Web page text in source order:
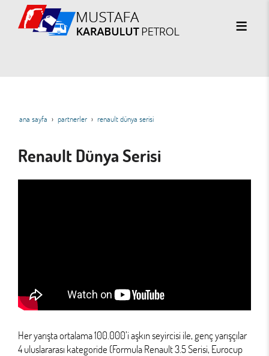
ana sayfa partnerler renault dünya serisi
Renault Dünya Serisi
Her yarışta ortalama 100.000’i aşkın seyircisi ile, genç yarışçılar
4 uluslararası kategoride (Formula Renault 3.5 Serisi, Eurocup